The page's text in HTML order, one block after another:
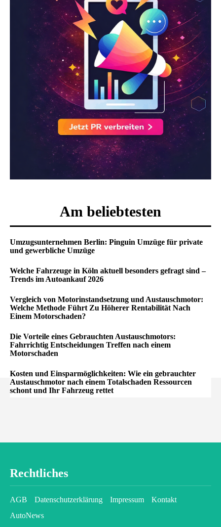
Am beliebtesten
Umzugsunternehmen Berlin: Pinguin Umzüge für private
und gewerbliche Umzüge
Welche Fahrzeuge in Köln aktuell besonders gefragt sind –
Trends im Autoankauf 2026
Vergleich von Motorinstandsetzung und Austauschmotor:
Welche Methode Führt Zu Höherer Rentabilität Nach
Einem Motorschaden?
Die Vorteile eines Gebrauchten Austauschmotors:
Fahrrichtig Entscheidungen Treffen nach einem
Motorschaden
Kosten und Einsparmöglichkeiten: Wie ein gebrauchter
Austauschmotor nach einem Totalschaden Ressourcen
schont und Ihr Fahrzeug rettet
Rechtliches
AGB Datenschutzerklärung Impressum
Kontakt
AutoNews